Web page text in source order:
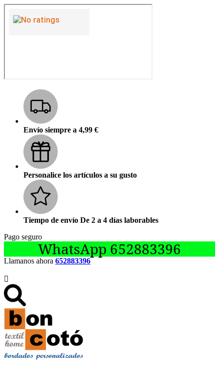
Envío siempre a 4,99 €
Personalice los artículos a su gusto
Tiempo de envío De 2 a 4 días laborables
Pago seguro
WhatsApp 652883396
Llamanos ahora 652883396
